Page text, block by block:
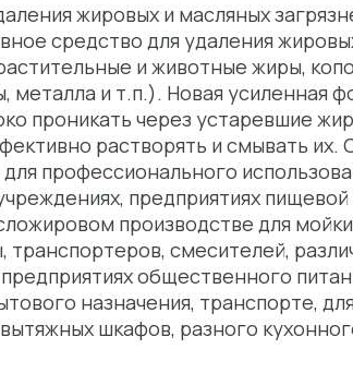
жировых и масляных
средство для удаления
и животные жиры,
металла и т.п.). Новая усиленная
проникать через устаревшие
растворять и смывать их.
профессионального
предприятиях
производстве для
транспортеров, смесителей,
общественного
назначения, транспорте,
шкафов, разного